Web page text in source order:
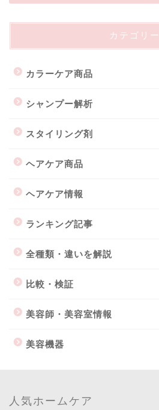
カテゴリー
カラーケア商品
シャンプー解析
スタイリング剤
ヘアケア商品
ヘアケア情報
ランキング記事
全種類・違いを解説
比較・検証
美容師・美容室情報
美容機器
人気ホームケア